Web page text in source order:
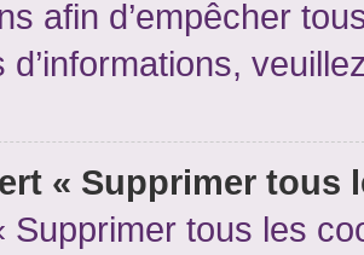
afin d’empêcher
d’informations,
« Supprimer tous
Supprimer tous les